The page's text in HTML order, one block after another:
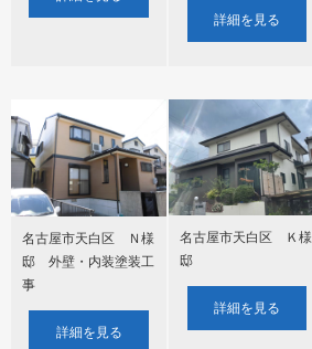
詳細を見る
名古屋市天白区 Ｎ様
邸 外壁・内装塗装工
事
詳細を見る
名古屋市天白区 Ｋ様
邸
詳細を見る